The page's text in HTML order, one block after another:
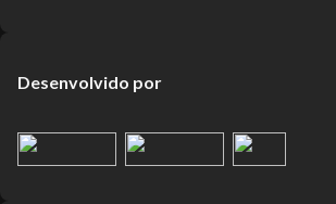
Desenvolvido por